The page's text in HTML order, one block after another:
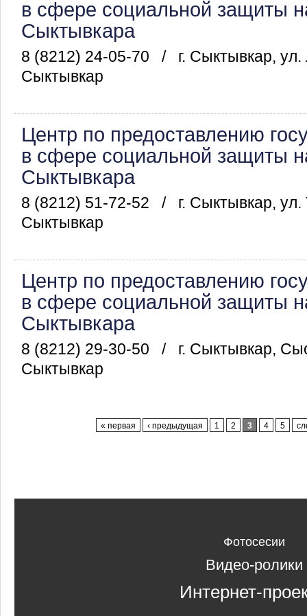
в сфере социальной защиты
Сыктывкара
8 (8212) 24-05-70 /
г. Сыктывкар,
Сыктывкар
Центр по предоставлению
в сфере социальной защиты
Сыктывкара
8 (8212) 51-72-52 /
г. Сыктывкар,
Сыктывкар
Центр по предоставлению
в сфере социальной защиты
Сыктывкара
8 (8212) 29-30-50 /
г. Сыктывкар,
Сыктывкар
« первая ‹ предыдущая 1 2 3 4 5
Фотосесии
Видео-ролики
Интернет-